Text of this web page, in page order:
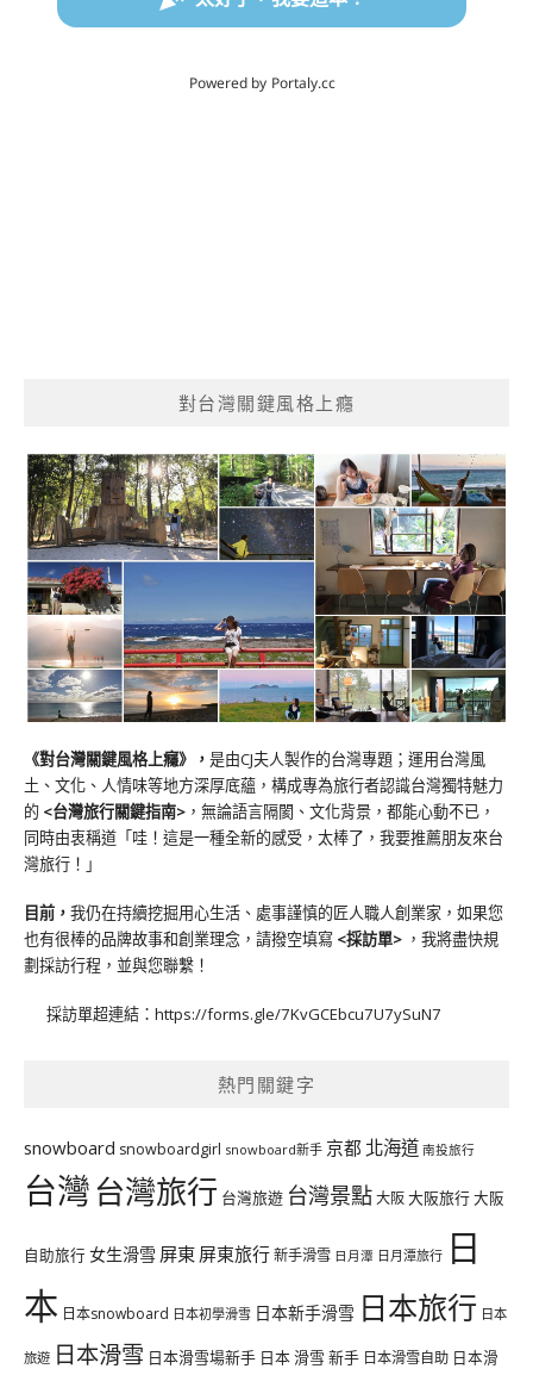
對台灣關鍵風格上癮
《對台灣關鍵風格上癮》 ， 是由CJ夫人製作的台灣專題；運用台灣風
土、文化、人情味等地方深厚底蘊，構成專為旅行者認識台灣獨特魅力
的 <台灣旅行關鍵指南> ，無論語言隔閡、文化背景，都能心動不已，
同時由衷稱道「哇！這是一種全新的感受，太棒了，我要推薦朋友來台
灣旅行！」
目前， 我仍在持續挖掘用心生活、處事謹慎的匠人職人創業家，如果您
也有很棒的品牌故事和創業理念，請撥空填寫 <採訪單> ，我將盡快規
劃採訪行程，並與您聯繫！
採訪單超連結： https://forms.gle/7KvGCEbcu7U7ySuN7
熱門關鍵字
snowboard snowboardgirl snowboard新手 京都 北海道 南投旅行
台灣台灣旅行 台灣旅遊 台灣景點大阪大阪旅行大阪
自助旅行 女生滑雪 屏東 屏東旅行新手滑雪 日月潭 日月潭旅行 日
本 日本snowboard 日本初學滑雪 日本新手滑雪 日本旅行 日本
旅遊 日本滑雪 日本滑雪場新手 日本 滑雪 新手 日本滑雪自助 日本滑